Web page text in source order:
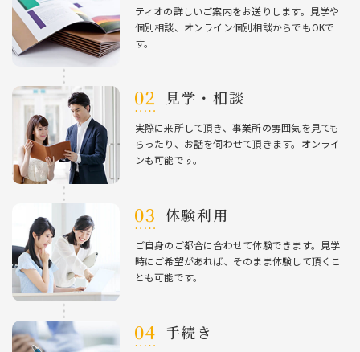
ティオの詳しいご案内をお送りします。⾒学や
個別相談、オンライン個別相談からでもOKで
す。
⾒学・相談
実際に来所して頂き、事業所の雰囲気を⾒ても
らったり、お話を伺わせて頂きます。オンライ
ンも可能です。
体験利⽤
ご⾃⾝のご都合に合わせて体験できます。⾒学
時にご希望があれば、そのまま体験して頂くこ
とも可能です。
⼿続き